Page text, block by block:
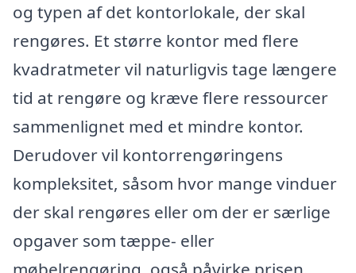
og typen af det kontorlokale, der skal
rengøres. Et større kontor med flere
kvadratmeter vil naturligvis tage længere
tid at rengøre og kræve flere ressourcer
sammenlignet med et mindre kontor.
Derudover vil kontorrengøringens
kompleksitet, såsom hvor mange vinduer
der skal rengøres eller om der er særlige
opgaver som tæppe- eller